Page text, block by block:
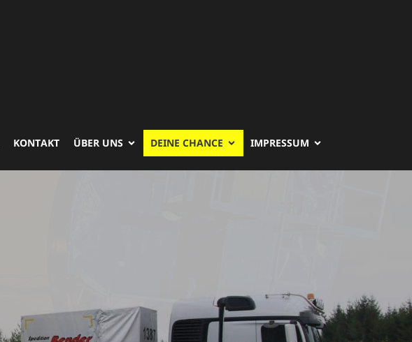
KONTAKT ÜBER UNS DEINE CHANCE IMPRESSUM